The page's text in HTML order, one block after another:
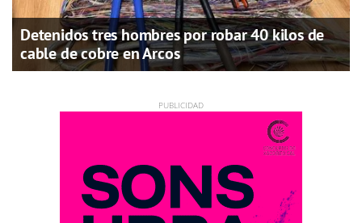
Detenidos tres hombres por robar 40 kilos de
cable de cobre en Arcos